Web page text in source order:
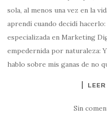
sola, al menos una vez en la
aprendí cuando decidí
especializada en Marketing
empedernida por naturaleza:
hablo sobre mis ganas de no
Sin